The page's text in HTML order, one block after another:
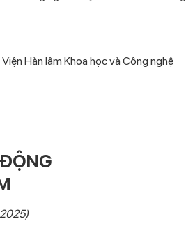
Hàn lâm Khoa học và Công nghệ